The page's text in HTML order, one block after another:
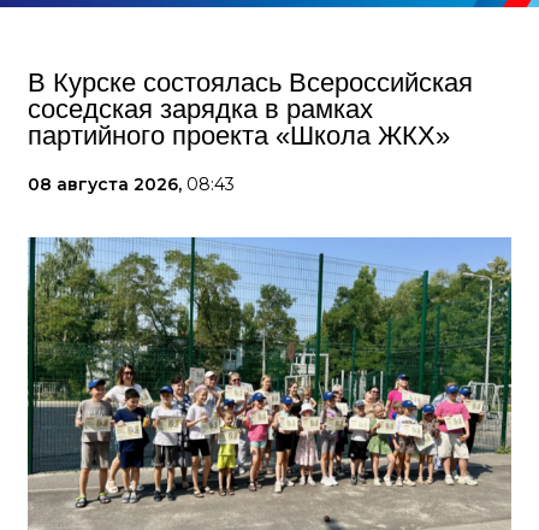
В Курске состоялась Всероссийская
соседская зарядка в рамках
партийного проекта «Школа ЖКХ»
08 августа 2026, 08:43